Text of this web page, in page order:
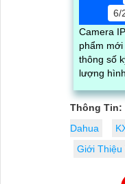
6/
Camera
phẩm
thông số
lượng
xoay...
Thông Tin:
Dahua
Giới Thiệu